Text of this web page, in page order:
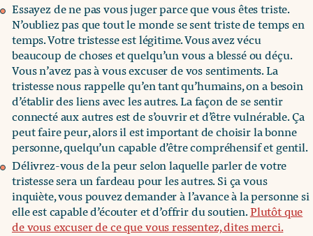
Essayez de ne pas vous juger parce que vous êtes triste.
N’oubliez pas que tout le monde se sent triste de temps en
temps. Votre tristesse est légitime. Vous avez vécu
beaucoup de choses et quelqu’un vous a blessé ou déçu.
Vous n’avez pas à vous excuser de vos sentiments. La
tristesse nous rappelle qu’en tant qu’humains, on a besoin
d’établir des liens avec les autres. La façon de se sentir
connecté aux autres est de s’ouvrir et d’être vulnérable. Ça
peut faire peur, alors il est important de choisir la bonne
personne, quelqu’un capable d’être compréhensif et gentil.
Délivrez-vous de la peur selon laquelle parler de votre
tristesse sera un fardeau pour les autres. Si ça vous
inquiète, vous pouvez demander à l’avance à la personne si
elle est capable d’écouter et d’offrir du soutien.Plutôt que
de vous excuser de ce que vous ressentez, dites merci.